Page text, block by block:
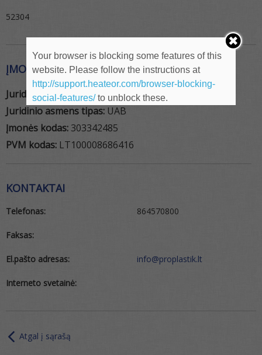
52304
ĮMONĖS REKVIZITAI
Juridinio asmens pavadinimas: Proplastik
Juridinio asmens tipas: UAB
Įmonės kodas: 303342485
PVM kodas: LT100008686416
KONTAKTAI
Telefonas:
Faksas:
El.pašto adresas:
Interneto svetainė:
864570800
info@proplastik.lt
Atgal į sąrašą
Your browser is blocking some features of this
website. Please follow the instructions at
http://support.heateor.com/browser-blocking-
social-features/to unblock these.